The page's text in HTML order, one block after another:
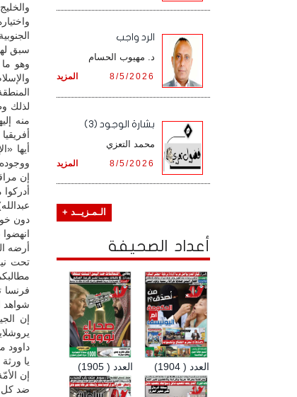
سبق
وهو
لذلك
منه
أيها
إن
أدركوا
دون
أرضه
تحت
فرنسا
شواهد
إن
داوود
يا
إن
ضد كل
الرد واجب
د. مهيوب الحسام
المزيد 8/5/2026
بشارة الوجود (3)
محمد التعزي
المزيد 8/5/2026
الـمـزيــد +
أعداد الصحيفة
العدد ( 1905) العدد ( 1904)